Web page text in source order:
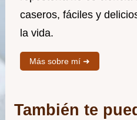
caseros, fáciles y
la vida.
Más sobre mí ➜
También te